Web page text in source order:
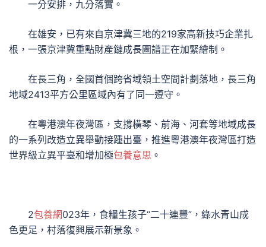
一分安排，九分落實。
在雄安，已有來自京津冀三地的219家高新技巧企業扎
根，一張京津冀重點財產鏈成長圖譜正在加緊繪制。
在長三角，全國首個跨省域領土空間計劃落地，長三角
地域2413平方公里區域內有了同一遵守。
在粵港澳年夜灣區，支撐橫琴、前海、河套等地域成長
的一系列改造立異舉動接踵出臺，推進粵港澳年夜灣區打造
世界級立異平臺和增加極包養意思 。
2包養網023年，食糧生孩子“二十連豐”，綠水青山成
色更足，村落復興展示新景象。